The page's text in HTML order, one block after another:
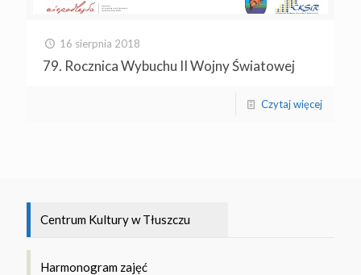
16 sierpnia 2018
79. Rocznica Wybuchu II Wojny Światowej
Czytaj więcej
Centrum Kultury w Tłuszczu
Harmonogram zajęć